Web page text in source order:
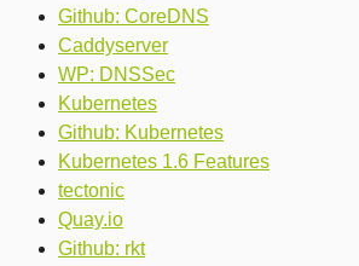
Github: CoreDNS
Caddyserver
WP: DNSSec
Kubernetes
Github: Kubernetes
Kubernetes 1.6 Features
tectonic
Quay.io
Github: rkt